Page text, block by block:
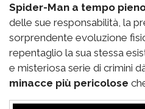
Spider-Man a tempo
delle sue responsabilità, la
sorprendente evoluzione
repentaglio la sua stessa
e misteriosa serie di crimini
minacce più pericolose